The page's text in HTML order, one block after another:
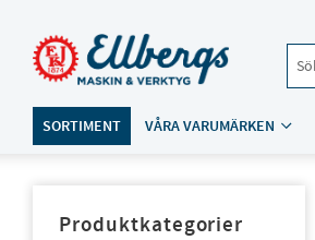
SORTIMENT VÅRA VARUMÄRKEN
Produktkategorier